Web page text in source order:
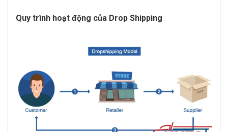
Quy trình hoạt động của Drop Shipping